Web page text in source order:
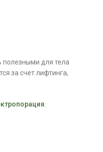
полезными для тела
за счет лифтинга,
.